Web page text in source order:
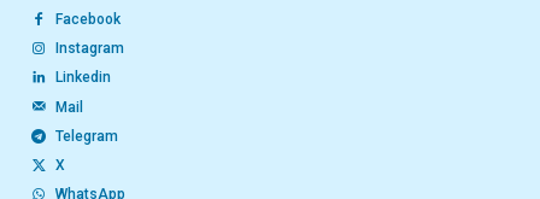
Facebook
Instagram
Linkedin
Mail
Telegram
X
WhatsApp